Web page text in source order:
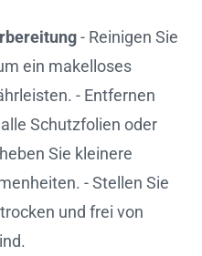
- Reinigen Sie
ein makelloses
- Entfernen
Schutzfolien oder
Sie kleinere
- Stellen Sie
und frei von